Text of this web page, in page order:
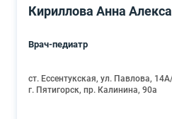
Кириллова Анна
Врач-педиатр
ст. Ессентукская, ул. Павлова,
г. Пятигорск, пр. Калинина, 90а